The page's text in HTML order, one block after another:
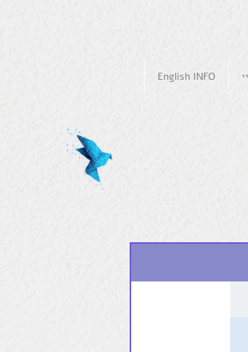
English INFO